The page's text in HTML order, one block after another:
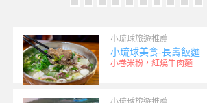
小琉球旅遊推薦
小琉球美食-長壽飯麵
小卷米粉，紅燒牛肉麵